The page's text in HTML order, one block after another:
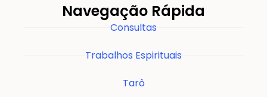
Navegação Rápida
Consultas
Trabalhos Espirituais
Tarô